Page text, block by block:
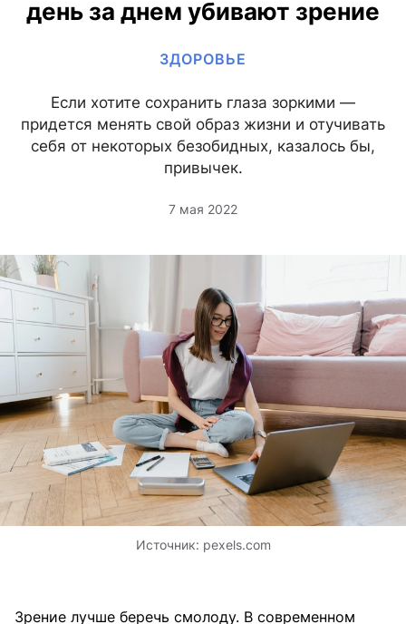
день за днем убивают зрение
ЗДОРОВЬЕ
Если хотите сохранить глаза зоркими —
придется менять свой образ жизни и отучивать
себя от некоторых безобидных, казалось бы,
привычек.
7 мая 2022
Источник: pexels.com
Зрение лучше беречь смолоду. В современном